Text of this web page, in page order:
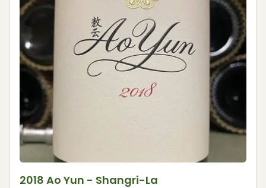
2018 Ao Yun - Shangri-La